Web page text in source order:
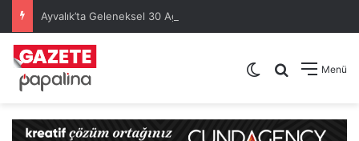
Menü
Arama yap
Dış görünümü